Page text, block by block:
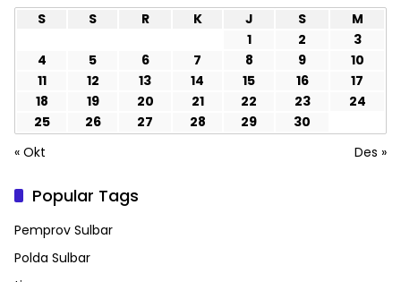
S
S R K J S
M
1
2
3
4
5 6 7 8 9
10
11
12 13 14 15 16
17
18
19 20 21 22 23
24
25
26 27 28 29
30
« Okt
Des »
Popular Tags
Pemprov Sulbar
Polda Sulbar